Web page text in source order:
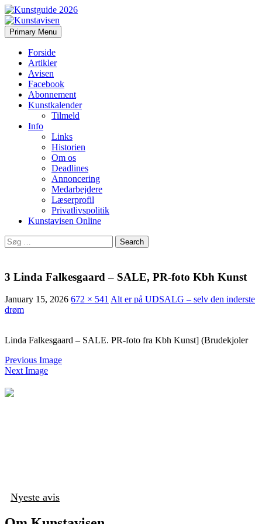
Kunstavisen
Search
Primary Menu Skip
to
Forside
Artikler
Avisen
Facebook
Abonnement
Kunstkalender
Tilmeld
Info
Links
Historien
Om os
Deadlines
Annoncering
Medarbejdere
Læserprofil
Privatlivspolitik
Kunstavisen Online
Search
for:
3 Linda Falkesgaard – SALE, PR-foto Kbh Kunst
January 15, 2026 672 × 541 Alt er på UDSALG – selv den inderste
drøm
Linda Falkesgaard – SALE. PR-foto fra Kbh Kunst] (Brudekjoler
Previous Image
Next Image
Nyeste avis